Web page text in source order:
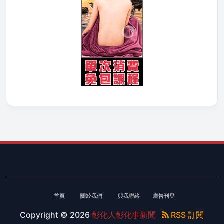
首頁 關於我們 與我聯絡 廣告刊登
Copyright © 2026 彰化人彰化事新聞 RSS 訂閱